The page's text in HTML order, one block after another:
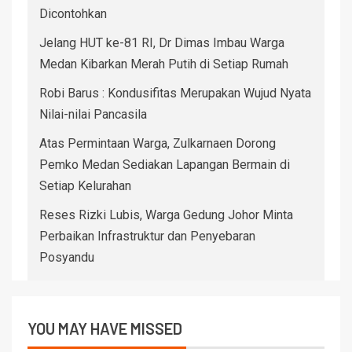
Dicontohkan
Jelang HUT ke-81 RI, Dr Dimas Imbau Warga
Medan Kibarkan Merah Putih di Setiap Rumah
Robi Barus : Kondusifitas Merupakan Wujud Nyata
Nilai-nilai Pancasila
Atas Permintaan Warga, Zulkarnaen Dorong
Pemko Medan Sediakan Lapangan Bermain di
Setiap Kelurahan
Reses Rizki Lubis, Warga Gedung Johor Minta
Perbaikan Infrastruktur dan Penyebaran
Posyandu
YOU MAY HAVE MISSED